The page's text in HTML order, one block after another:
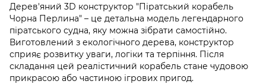
Дерев'яний 3D конструктор "Піратський корабель
Чорна Перлина" – це детальна модель легендарного
піратського судна, яку можна зібрати самостійно.
Виготовлений з екологічного дерева, конструктор
сприяє розвитку уваги, логіки та терпіння. Після
складання цей реалістичний корабель стане чудовою
прикрасою або частиною ігрових пригод.